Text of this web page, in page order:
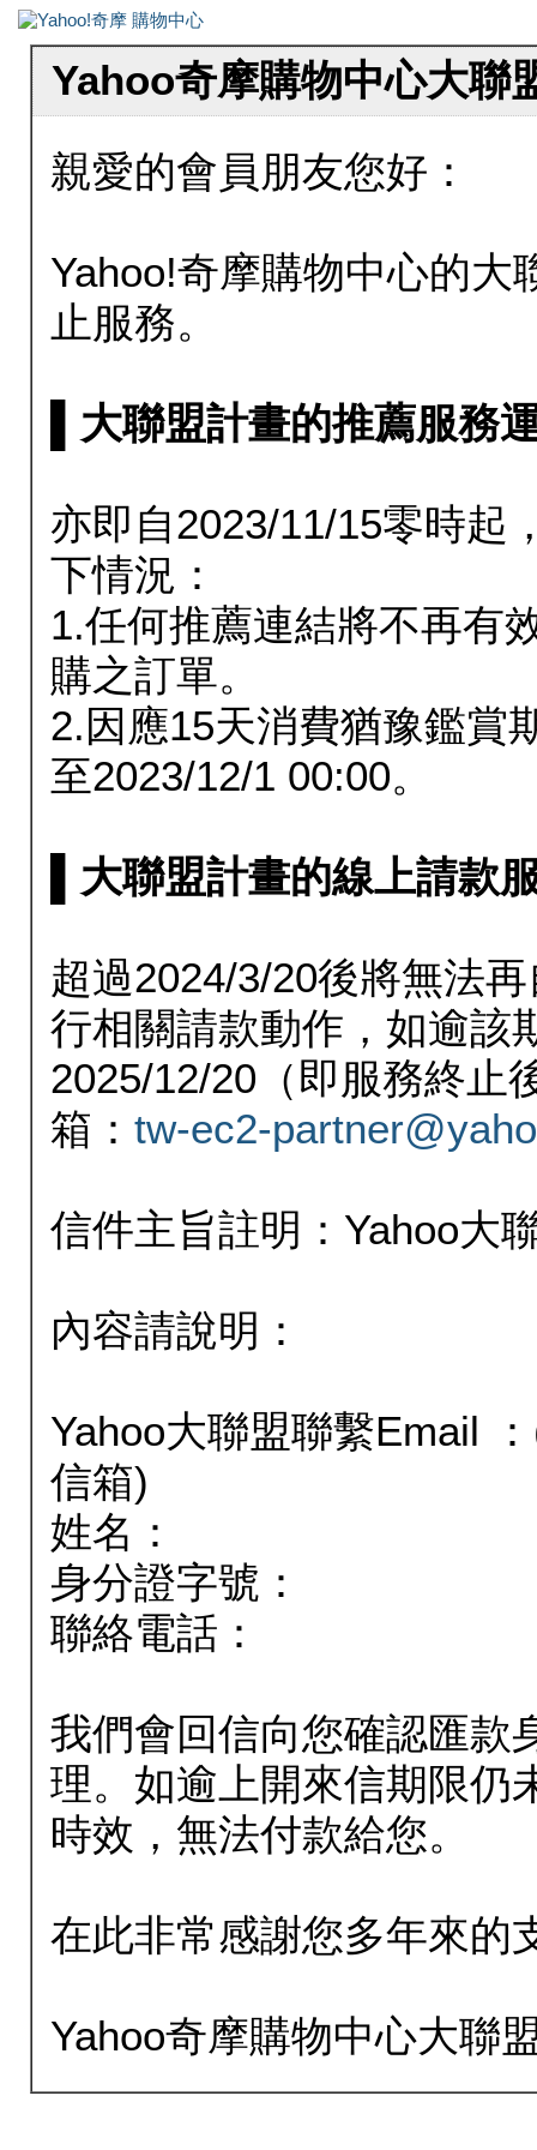
Yahoo奇摩購物中心大聯
親愛的會員朋友您好：
Yahoo!奇摩購物中心的大
止服務。
▌大聯盟計畫的推薦服務
亦即自2023/11/15零時起
下情況：
1.任何推薦連結將不再有
購之訂單。
2.因應15天消費猶豫鑑賞
至2023/12/1 00:00。
▌大聯盟計畫的線上請款
超過2024/3/20後將無法
行相關請款動作，如逾該
2025/12/20（即服務終止
箱： tw-ec2-
信件主旨註明：Yahoo大
內容請說明：
Yahoo大聯盟聯繫Email
信箱)
姓名：
身分證字號：
聯絡電話：
我們會回信向您確認匯款
理。如逾上開來信期限仍
時效，無法付款給您。
在此非常感謝您多年來的
Yahoo奇摩購物中心大